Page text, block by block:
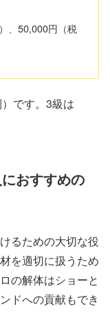
、50,000円（税
です。3級は
おすすめの
るための大切な役
を適切に扱うため
の解体はショーと
ドへの貢献もでき